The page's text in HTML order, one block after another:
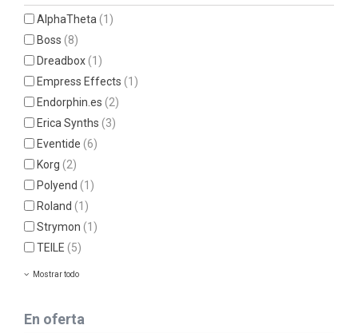
AlphaTheta(1)
Boss(8)
Dreadbox(1)
Empress Effects(1)
Endorphin.es(2)
Erica Synths(3)
Eventide(6)
Korg(2)
Polyend(1)
Roland(1)
Strymon(1)
TEILE(5)
Mostrar todo
En oferta